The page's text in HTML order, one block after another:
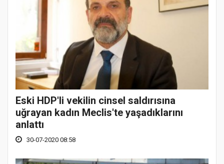
Eski HDP'li vekilin cinsel saldırısına
uğrayan kadın Meclis'te yaşadıklarını
anlattı
30-07-2020 08:58